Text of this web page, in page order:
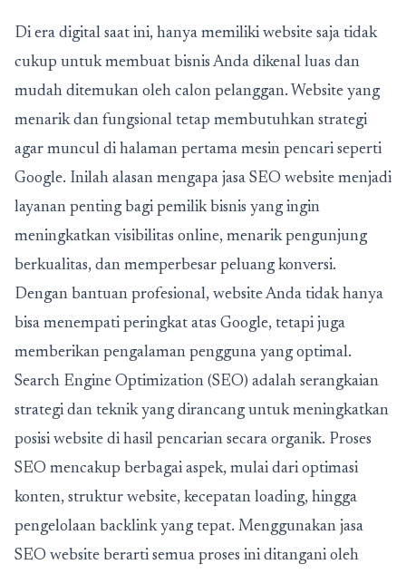
Di era digital saat ini, hanya memiliki website saja tidak
cukup untuk membuat bisnis Anda dikenal luas dan
mudah ditemukan oleh calon pelanggan. Website yang
menarik dan fungsional tetap membutuhkan strategi
agar muncul di halaman pertama mesin pencari seperti
Google. Inilah alasan mengapa jasa SEO website menjadi
layanan penting bagi pemilik bisnis yang ingin
meningkatkan visibilitas online, menarik pengunjung
berkualitas, dan memperbesar peluang konversi.
Dengan bantuan profesional, website Anda tidak hanya
bisa menempati peringkat atas Google, tetapi juga
memberikan pengalaman pengguna yang optimal.
Search Engine Optimization (SEO) adalah serangkaian
strategi dan teknik yang dirancang untuk meningkatkan
posisi website di hasil pencarian secara organik. Proses
SEO mencakup berbagai aspek, mulai dari optimasi
konten, struktur website, kecepatan loading, hingga
pengelolaan backlink yang tepat. Menggunakan jasa
SEO website berarti semua proses ini ditangani oleh